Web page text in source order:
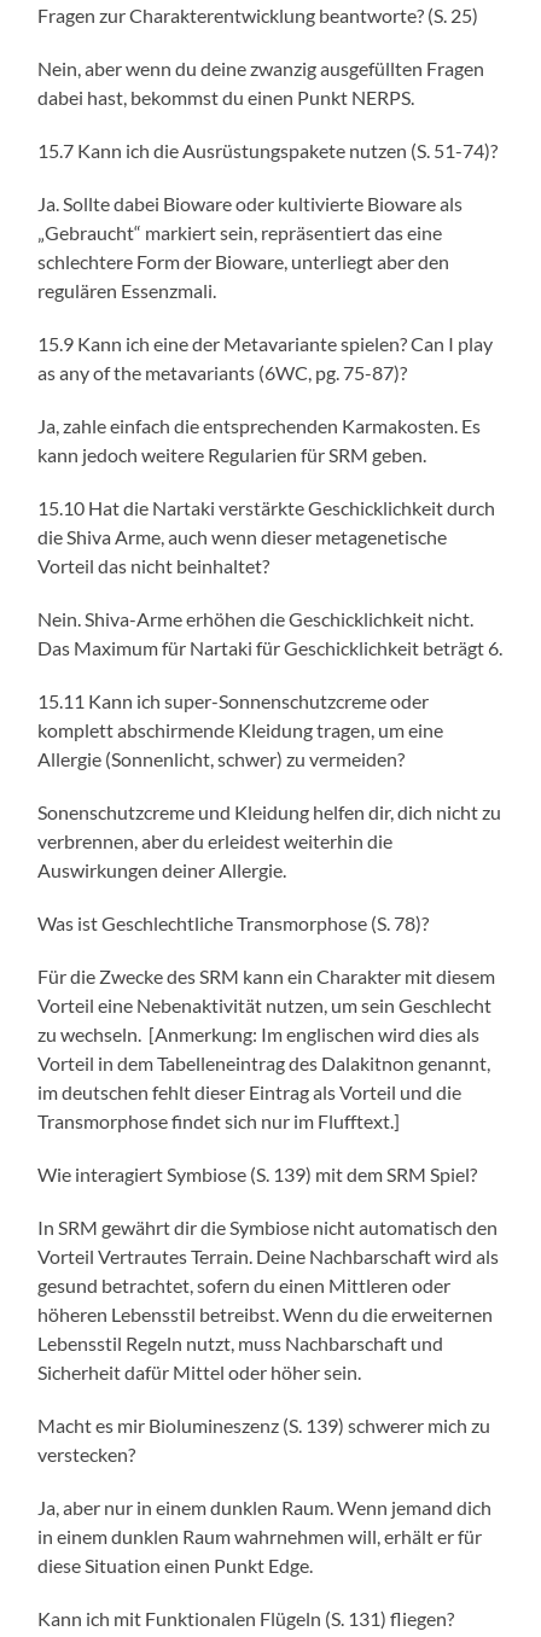
Fragen zur Charakterentwicklung beantworte? (S. 25)
Nein, aber wenn du deine zwanzig ausgefüllten Fragen
dabei hast, bekommst du einen Punkt NERPS.
15.7 Kann ich die Ausrüstungspakete nutzen (S. 51-74)?
Ja. Sollte dabei Bioware oder kultivierte Bioware als
„Gebraucht“ markiert sein, repräsentiert das eine
schlechtere Form der Bioware, unterliegt aber den
regulären Essenzmali.
15.9 Kann ich eine der Metavariante spielen? Can I play
as any of the metavariants (6WC, pg. 75-87)?
Ja, zahle einfach die entsprechenden Karmakosten. Es
kann jedoch weitere Regularien für SRM geben.
15.10 Hat die Nartaki verstärkte Geschicklichkeit durch
die Shiva Arme, auch wenn dieser metagenetische
Vorteil das nicht beinhaltet?
Nein. Shiva-Arme erhöhen die Geschicklichkeit nicht.
Das Maximum für Nartaki für Geschicklichkeit beträgt 6.
15.11 Kann ich super-Sonnenschutzcreme oder
komplett abschirmende Kleidung tragen, um eine
Allergie (Sonnenlicht, schwer) zu vermeiden?
Sonenschutzcreme und Kleidung helfen dir, dich nicht zu
verbrennen, aber du erleidest weiterhin die
Auswirkungen deiner Allergie.
Was ist Geschlechtliche Transmorphose (S. 78)?
Für die Zwecke des SRM kann ein Charakter mit diesem
Vorteil eine Nebenaktivität nutzen, um sein Geschlecht
zu wechseln. [Anmerkung: Im englischen wird dies als
Vorteil in dem Tabelleneintrag des Dalakitnon genannt,
im deutschen fehlt dieser Eintrag als Vorteil und die
Transmorphose findet sich nur im Flufftext.]
Wie interagiert Symbiose (S. 139) mit dem SRM Spiel?
In SRM gewährt dir die Symbiose nicht automatisch den
Vorteil Vertrautes Terrain. Deine Nachbarschaft wird als
gesund betrachtet, sofern du einen Mittleren oder
höheren Lebensstil betreibst. Wenn du die erweiternen
Lebensstil Regeln nutzt, muss Nachbarschaft und
Sicherheit dafür Mittel oder höher sein.
Macht es mir Biolumineszenz (S. 139) schwerer mich zu
verstecken?
Ja, aber nur in einem dunklen Raum. Wenn jemand dich
in einem dunklen Raum wahrnehmen will, erhält er für
diese Situation einen Punkt Edge.
Kann ich mit Funktionalen Flügeln (S. 131) fliegen?